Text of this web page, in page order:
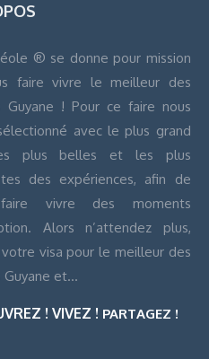
® se donne pour mission
faire vivre le meilleur des
Guyane ! Pour ce faire nous
avec le plus grand
plus belles et les plus
des expériences, afin de
vivre des moments
Alors n’attendez plus,
visa pour le meilleur des
Guyane et…
! VIVEZ ! PARTAGEZ !